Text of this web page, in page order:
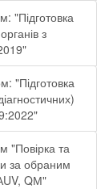
"Підготовка
з
"Підготовка
"Повірка та
за обраним
QМ"